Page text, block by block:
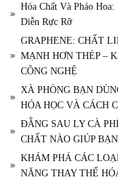
Hóa Chất Và Pháo
Diễn Rực Rỡ
GRAPHENE: CHẤT
MẠNH HƠN THÉP –
CÔNG NGHỆ
XÀ PHÒNG BẠN
HÓA HỌC VÀ CÁCH
ĐẰNG SAU LY CÀ
CHẤT NÀO GIÚP
KHÁM PHÁ CÁC
NĂNG THAY THẾ